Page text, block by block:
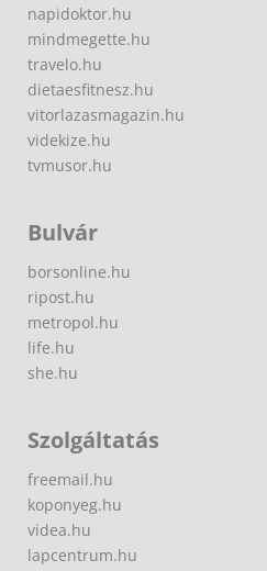
napidoktor.hu
mindmegette.hu
travelo.hu
dietaesfitnesz.hu
vitorlazasmagazin.hu
videkize.hu
tvmusor.hu
Bulvár
borsonline.hu
ripost.hu
metropol.hu
life.hu
she.hu
Szolgáltatás
freemail.hu
koponyeg.hu
videa.hu
lapcentrum.hu